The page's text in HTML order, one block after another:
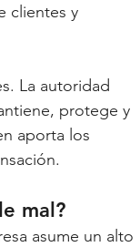
clientes y
La autoridad
protege y
aporta los
mal?
asume un alto